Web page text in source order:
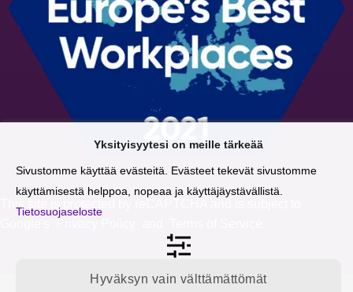
Yksityisyytesi on meille tärkeää
Sivustomme käyttää evästeitä. Evästeet tekevät sivustomme
käyttämisestä helppoa, nopeaa ja käyttäjäystävällistä.
Tietosuojaseloste
Hyväksyn vain välttämättömät